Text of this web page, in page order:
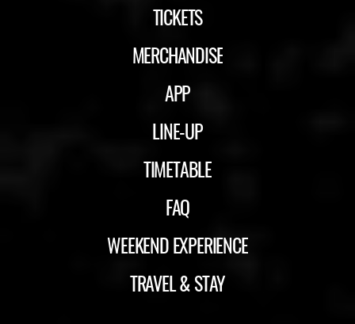
TICKETS
MERCHANDISE
APP
LINE-UP
TIMETABLE
FAQ
WEEKEND EXPERIENCE
TRAVEL & STAY